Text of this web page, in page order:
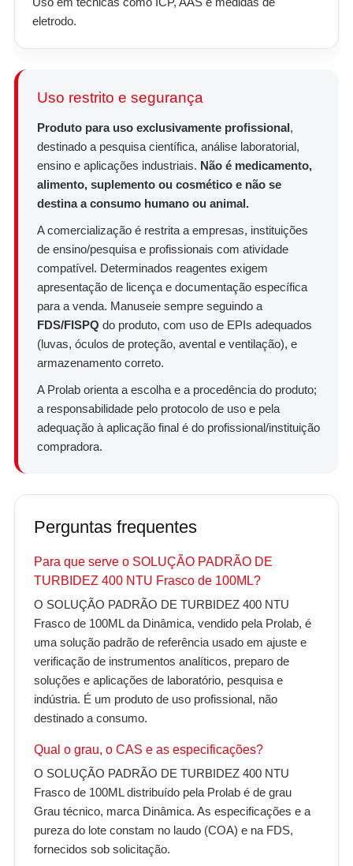
eletrodo.
Uso restrito e segurança
Produto para uso exclusivamente profissional,
destinado a pesquisa científica, análise laboratorial,
ensino e aplicações industriais. Não é medicamento,
alimento, suplemento ou cosmético e não se
destina a consumo humano ou animal.
A comercialização é restrita a empresas, instituições
de ensino/pesquisa e profissionais com atividade
compatível. Determinados reagentes exigem
apresentação de licença e documentação específica
para a venda. Manuseie sempre seguindo a
FDS/FISPQ do produto, com uso de EPIs adequados
(luvas, óculos de proteção, avental e ventilação), e
armazenamento correto.
A Prolab orienta a escolha e a procedência do produto;
a responsabilidade pelo protocolo de uso e pela
adequação à aplicação final é do profissional/instituição
compradora.
Perguntas frequentes
Para que serve o SOLUÇÃO PADRÃO DE
TURBIDEZ 400 NTU Frasco de 100ML?
O SOLUÇÃO PADRÃO DE TURBIDEZ 400 NTU
Frasco de 100ML da Dinâmica, vendido pela Prolab, é
uma solução padrão de referência usado em ajuste e
verificação de instrumentos analíticos, preparo de
soluções e aplicações de laboratório, pesquisa e
indústria. É um produto de uso profissional, não
destinado a consumo.
Qual o grau, o CAS e as especificações?
O SOLUÇÃO PADRÃO DE TURBIDEZ 400 NTU
Frasco de 100ML distribuído pela Prolab é de grau
Grau técnico, marca Dinâmica. As especificações e a
pureza do lote constam no laudo (COA) e na FDS,
fornecidos sob solicitação.